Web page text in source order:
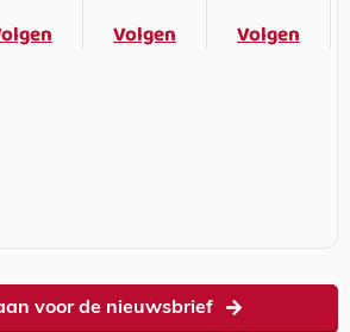
Volgen
Volgen
voor de nieuwsbrief